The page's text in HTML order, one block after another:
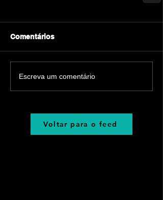
Comentários
Escreva um comentário
Voltar para o feed